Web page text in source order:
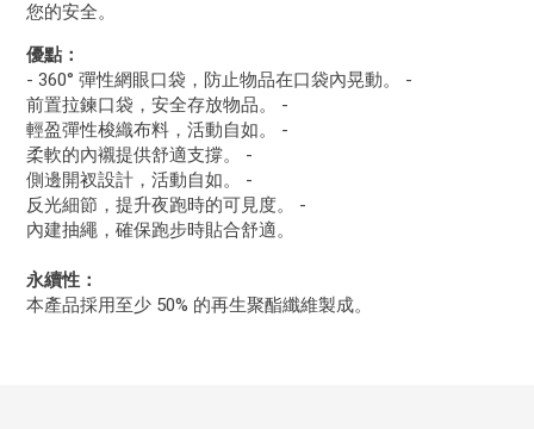
您的安全。
優點：
- 360° 彈性網眼口袋，防止物品在口袋內晃動。 -
前置拉鍊口袋，安全存放物品。 -
輕盈彈性梭織布料，活動自如。 -
柔軟的內襯提供舒適支撐。 -
側邊開衩設計，活動自如。 -
反光細節，提升夜跑時的可見度。 -
內建抽繩，確保跑步時貼合舒適。
永續性：
本產品採用至少 50% 的再生聚酯纖維製成。